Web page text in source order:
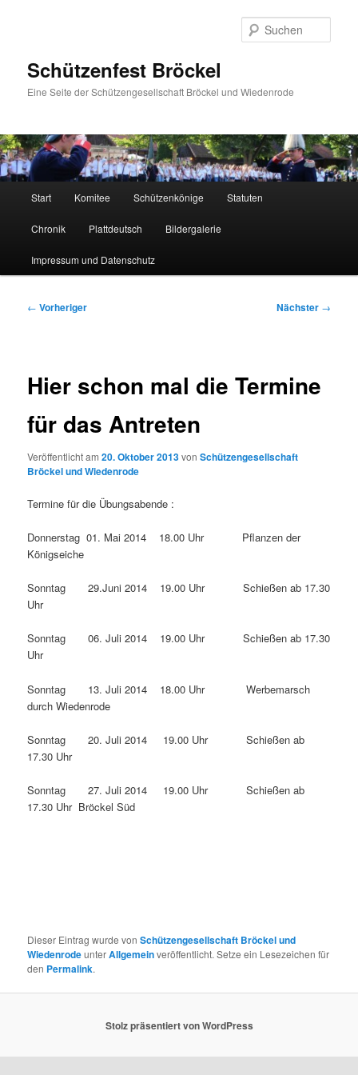
Schützenfest Bröckel
Eine Seite der Schützengesellschaft Bröckel und Wiedenrode
Start Komitee Schützenkönige Statuten
Chronik Plattdeutsch Bildergalerie
Impressum und Datenschutz
Beitragsnavigation
← Vorheriger Nächster →
Hier schon mal die Termine
für das Antreten
Veröffentlicht am20. Oktober 2013vonSchützengesellschaft
Bröckel und Wiedenrode
Termine für die Übungsabende :
Donnerstag 01. Mai 2014 18.00 Uhr Pflanzen der
Königseiche
Sonntag 29.Juni 2014 19.00 Uhr Schießen ab 17.30
Uhr
Sonntag 06. Juli 2014 19.00 Uhr Schießen ab 17.30
Uhr
Sonntag 13. Juli 2014 18.00 Uhr Werbemarsch
durch Wiedenrode
Sonntag 20. Juli 2014 19.00 Uhr Schießen ab
17.30 Uhr
Sonntag 27. Juli 2014 19.00 Uhr Schießen ab
17.30 Uhr Bröckel Süd
Dieser Eintrag wurde vonSchützengesellschaft Bröckel und
WiedenrodeunterAllgemeinveröffentlicht. Setze ein Lesezeichen für
den Permalink.
Stolz präsentiert von WordPress